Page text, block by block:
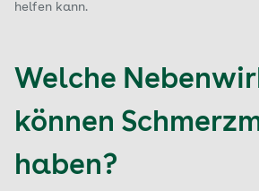
helfen kann.
Welche
können
haben?